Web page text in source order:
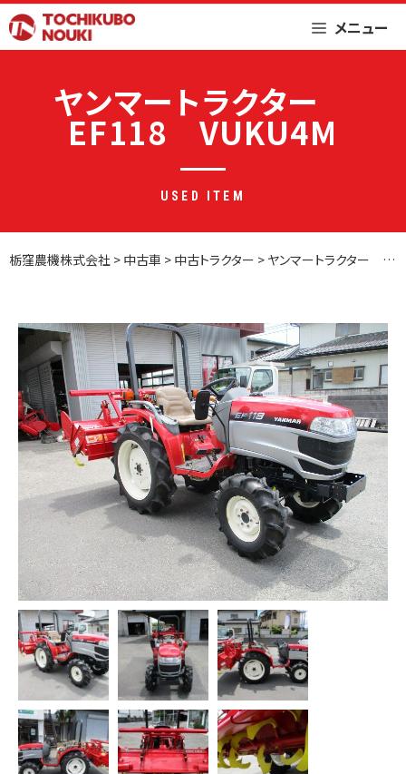
Skip
to
メニュー
ヤンマートラクター
EF118 VUKU4M
USED ITEM
栃窪農機株式会社 > 中古車 > 中古トラクター > ヤンマートラクター EF118 VUKU4M